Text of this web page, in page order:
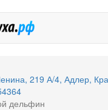
219 А/4, Адлер,
дельфин